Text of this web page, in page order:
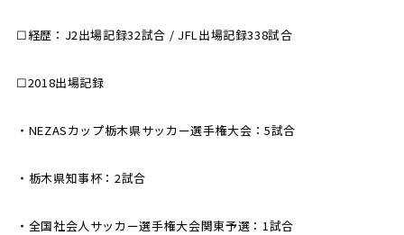
プライバシーポリシー
☐経歴：J2出場記録32試合 / JFL出場記録338試合
☐2018出場記録
・NEZASカップ栃木県サッカー選手権大会：5試合
・栃木県知事杯：2試合
・全国社会人サッカー選手権大会関東予選：1試合